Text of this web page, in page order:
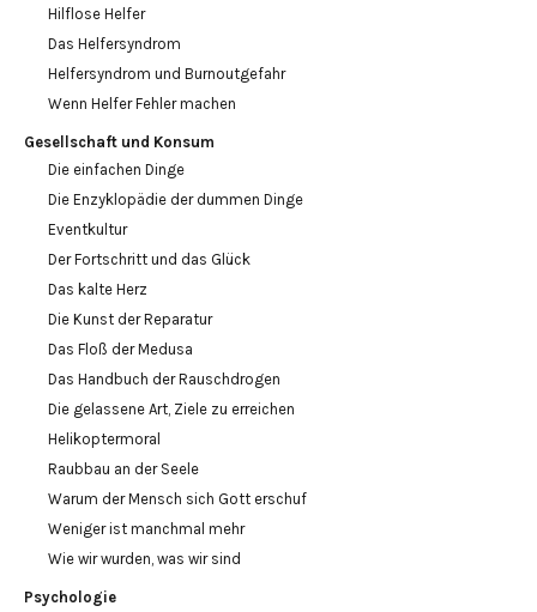
Hilflose Helfer
Das Helfersyndrom
Helfersyndrom und Burnoutgefahr
Wenn Helfer Fehler machen
Gesellschaft und Konsum
Die einfachen Dinge
Die Enzyklopädie der dummen Dinge
Eventkultur
Der Fortschritt und das Glück
Das kalte Herz
Die Kunst der Reparatur
Das Floß der Medusa
Das Handbuch der Rauschdrogen
Die gelassene Art, Ziele zu erreichen
Helikoptermoral
Raubbau an der Seele
Warum der Mensch sich Gott erschuf
Weniger ist manchmal mehr
Wie wir wurden, was wir sind
Psychologie